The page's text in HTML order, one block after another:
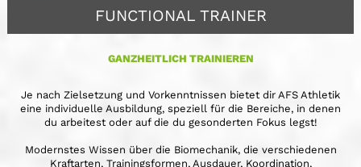
FUNCTIONAL TRAINER
GANZHEITLICH TRAINIEREN
Je nach Zielsetzung und Vorkenntnissen bietet dir AFS Athletik
eine individuelle Ausbildung, speziell für die Bereiche, in denen
du arbeitest oder auf die du gesonderten Fokus legst!
Modernstes Wissen über die Biomechanik, die verschiedenen
Kraftarten, Trainingsformen, Ausdauer, Koordination,